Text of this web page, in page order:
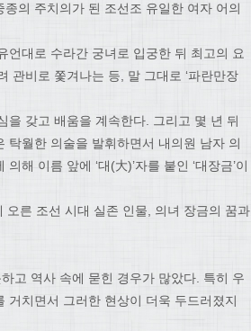
의 주치의가 된 조선조 유일한 여자 어의
언대로 수라간 궁녀로 입궁한 뒤 최고의 요
관비로 쫓겨나는 등, 말 그대로 ‘파란만장
을 갖고 배움을 계속한다. 그리고 몇 년 뒤
탁월한 의술을 발휘하면서 내의원 남자 의
해 이름 앞에 ‘대(大)’자를 붙인 ‘대장금’이
른 조선 시대 실존 인물, 의녀 장금의 꿈과
고 역사 속에 묻힌 경우가 많았다. 특히 우
거치면서 그러한 현상이 더욱 두드러졌지